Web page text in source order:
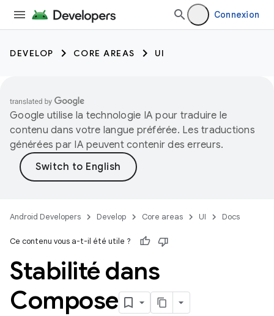
Connexion
DEVELOP CORE AREAS UI
Google utilise la technologie IA pour traduire le
contenu dans votre langue préférée. Les traductions
générées par IA peuvent contenir des erreurs.
Android Developers Develop Core areas UI Docs
Ce contenu vous a-t-il été utile ?
Stabilité dans
Compose